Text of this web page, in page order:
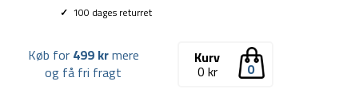
✓ 100 dages returret
0
Kurv
0 kr
Køb for 499 krmere
og få fri fragt